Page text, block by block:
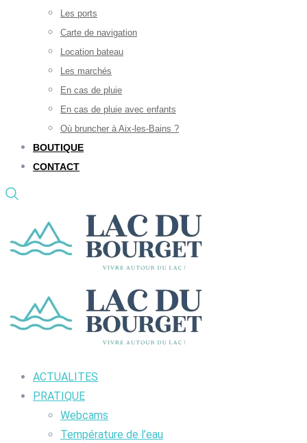
Les ports
Carte de navigation
Location bateau
Les marchés
En cas de pluie
En cas de pluie avec enfants
Où bruncher à Aix-les-Bains ?
BOUTIQUE
CONTACT
ACTUALITES
PRATIQUE
Webcams
Température de l’eau